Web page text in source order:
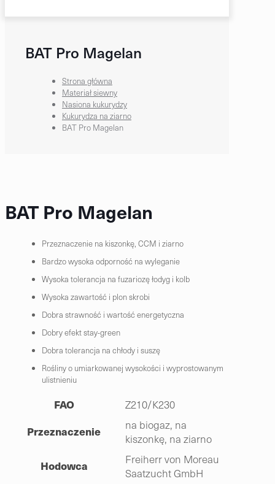
BAT Pro Magelan
Strona główna
Materiał siewny
Nasiona kukurydzy
Kukurydza na ziarno
BAT Pro Magelan
BAT Pro Magelan
Przeznaczenie na kiszonkę, CCM i ziarno
Bardzo wysoka odporność na wyleganie
Wysoka tolerancja na fuzariozę łodyg i kolb
Wysoka zawartość i plon skrobi
Dobra strawność i wartość energetyczna
Dobry efekt stay-green
Dobra tolerancja na chłody i suszę
Rośliny o umiarkowanej wysokości i wyprostowanym
ulistnieniu
FAO Z210/K230
Przeznaczenie
na biogaz, na
kiszonkę, na ziarno
Hodowca
Freiherr von Moreau
Saatzucht GmbH